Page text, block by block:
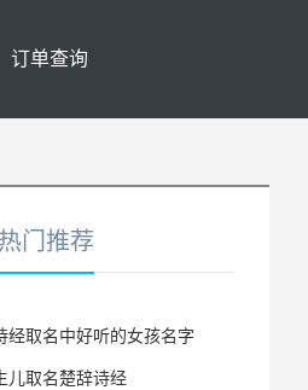
订单查询
门推荐
经取名中好听的女孩名字
儿取名楚辞诗经